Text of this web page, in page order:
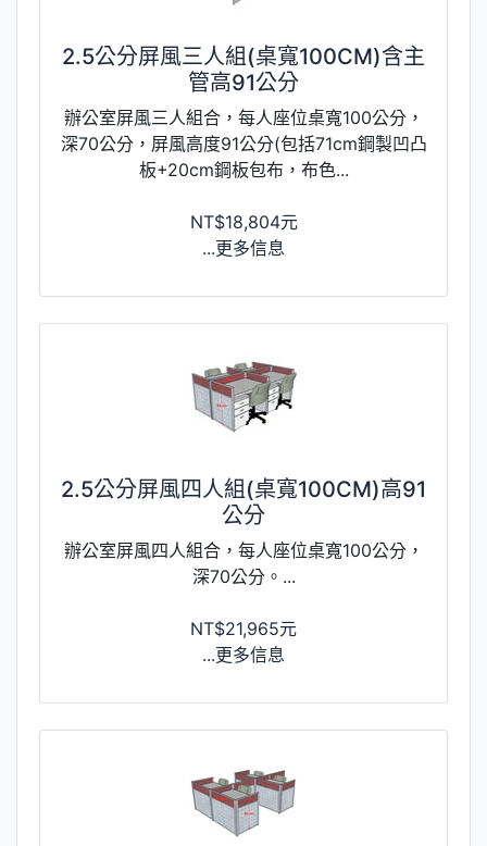
2.5公分屏風三人組(桌寬100CM)含主
管高91公分
辦公室屏風三人組合，每人座位桌寬100公分，
深70公分，屏風高度91公分(包括71cm鋼製凹凸
板+20cm鋼板包布，布色...
NT$18,804元
...更多信息
2.5公分屏風四人組(桌寬100CM)高91
公分
辦公室屏風四人組合，每人座位桌寬100公分，
深70公分。...
NT$21,965元
...更多信息